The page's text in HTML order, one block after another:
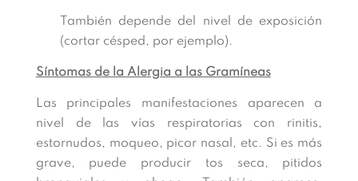
También depende del nivel de exposición
(cortar césped, por ejemplo).
Síntomas de la Alergia a las Gramíneas
Las principales manifestaciones aparecen a
nivel de las vías respiratorias con rinitis,
estornudos, moqueo, picor nasal, etc. Si es más
grave, puede producir tos seca, pitidos